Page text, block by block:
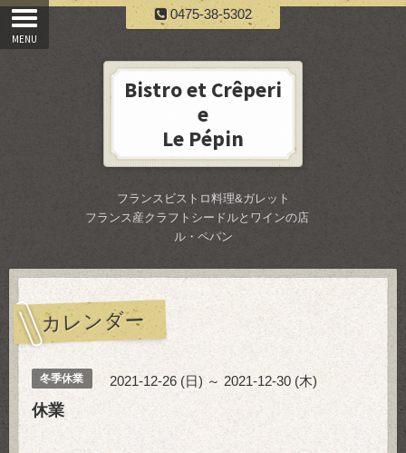
0475-38-5302
Bistro et Crêperi
e
Le Pépin
フランスビストロ料理&ガレット
フランス産クラフトシードルとワインの店
ル・ペパン
カレンダー
冬季休業 2021-12-26 (日) ～ 2021-12-30 (木)
休業